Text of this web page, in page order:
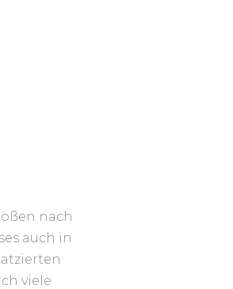
nach
auch in
viele